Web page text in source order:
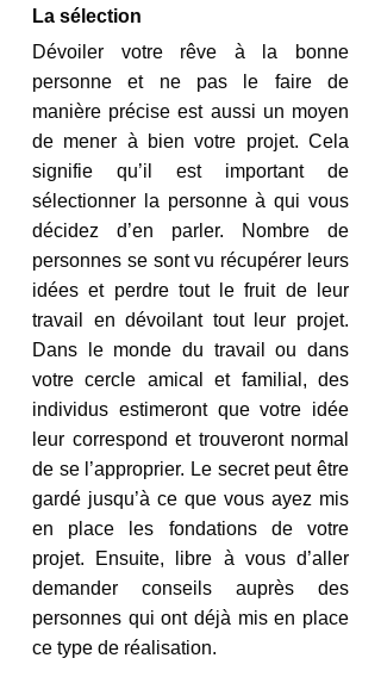
La sélection
Dévoiler votre rêve à la bonne
personne et ne pas le faire de
manière précise est aussi un moyen
de mener à bien votre projet. Cela
signifie qu’il est important de
sélectionner la personne à qui vous
décidez d’en parler. Nombre de
personnes se sont vu récupérer leurs
idées et perdre tout le fruit de leur
travail en dévoilant tout leur projet.
Dans le monde du travail ou dans
votre cercle amical et familial, des
individus estimeront que votre idée
leur correspond et trouveront normal
de se l’approprier. Le secret peut être
gardé jusqu’à ce que vous ayez mis
en place les fondations de votre
projet. Ensuite, libre à vous d’aller
demander conseils auprès des
personnes qui ont déjà mis en place
ce type de réalisation.